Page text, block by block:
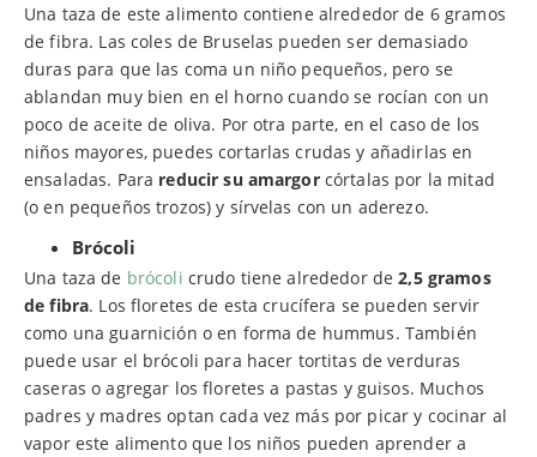
Una taza de este alimento contiene alrededor de 6 gramos
de fibra. Las coles de Bruselas pueden ser demasiado
duras para que las coma un niño pequeños, pero se
ablandan muy bien en el horno cuando se rocían con un
poco de aceite de oliva. Por otra parte, en el caso de los
niños mayores, puedes cortarlas crudas y añadirlas en
ensaladas. Para reducir su amargorcórtalas por la mitad
(o en pequeños trozos) y sírvelas con un aderezo.
Brócoli
Una taza de brócoli crudo tiene alrededor de2,5 gramos
de fibra. Los floretes de esta crucífera se pueden servir
como una guarnición o en forma de hummus. También
puede usar el brócoli para hacer tortitas de verduras
caseras o agregar los floretes a pastas y guisos. Muchos
padres y madres optan cada vez más por picar y cocinar al
vapor este alimento que los niños pueden aprender a